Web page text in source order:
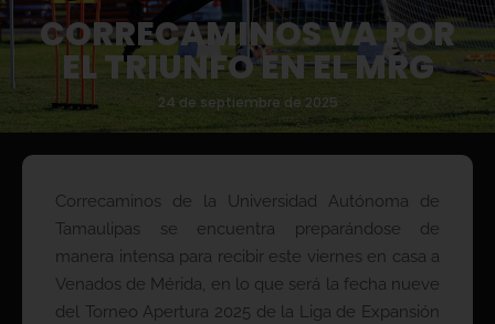
CORRECAMINOS VA POR
EL TRIUNFO EN EL MRG
24 de septiembre de 2025
Correcaminos de la Universidad Autónoma de
Tamaulipas se encuentra preparándose de
manera intensa para recibir este viernes en casa a
Venados de Mérida, en lo que será la fecha nueve
del Torneo Apertura 2025 de la Liga de Expansión